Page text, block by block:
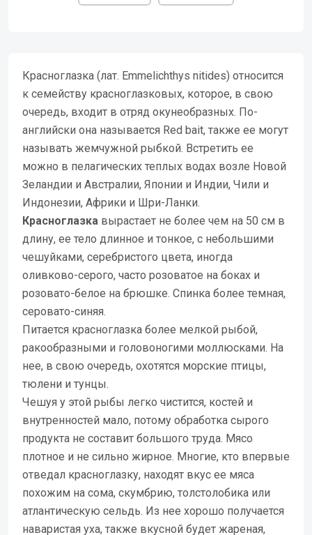
Красноглазка (лат. Emmelichthys nitides) относится
к семейству красноглазковых, которое, в свою
очередь, входит в отряд окунеобразных. По-
английски она называется Red bait, также ее могут
называть жемчужной рыбкой. Встретить ее
можно в пелагических теплых водах возле Новой
Зеландии и Австралии, Японии и Индии, Чили и
Индонезии, Африки и Шри-Ланки.
Красноглазка вырастает не более чем на 50 см в
длину, ее тело длинное и тонкое, с небольшими
чешуйками, серебристого цвета, иногда
оливково-серого, часто розоватое на боках и
розовато-белое на брюшке. Спинка более темная,
серовато-синяя.
Питается красноглазка более мелкой рыбой,
ракообразными и головоногими моллюсками. На
нее, в свою очередь, охотятся морские птицы,
тюлени и тунцы.
Чешуя у этой рыбы легко чистится, костей и
внутренностей мало, потому обработка сырого
продукта не составит большого труда. Мясо
плотное и не сильно жирное. Многие, кто впервые
отведал красноглазку, находят вкус ее мяса
похожим на сома, скумбрию, толстолобика или
атлантическую сельдь. Из нее хорошо получается
наваристая уха, также вкусной будет жареная,